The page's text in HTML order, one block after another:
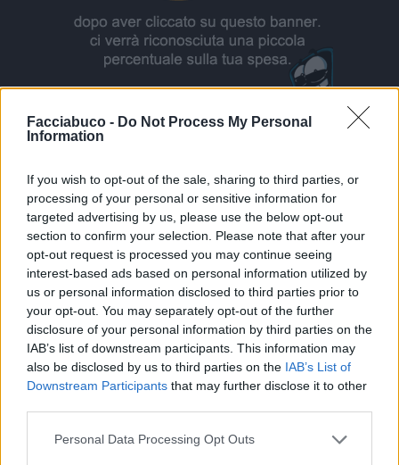
Facciabuco - Do Not Process My Personal
Information
If you wish to opt-out of the sale, sharing to third parties, or
processing of your personal or sensitive information for
targeted advertising by us, please use the below opt-out
section to confirm your selection. Please note that after your
opt-out request is processed you may continue seeing
interest-based ads based on personal information utilized by
us or personal information disclosed to third parties prior to
your opt-out. You may separately opt-out of the further
disclosure of your personal information by third parties on the
IAB’s list of downstream participants. This information may
also be disclosed by us to third parties on the IAB’s List of
Downstream Participants that may further disclose it to other
Personal Data Processing Opt Outs
2 Marzo- 4.282 visualizzazioni
Evviva la lettura!